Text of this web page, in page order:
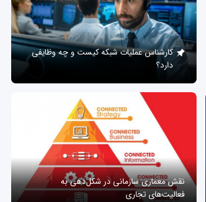
کارشناس عملیات شبکه کیست و چه وظایفی
دارد؟
نقش معماری سازمانی در شکل‌دهی به
فعالیت‌های تجاری